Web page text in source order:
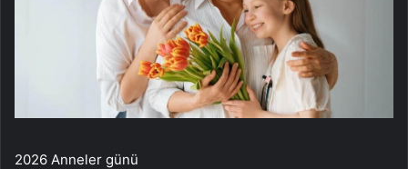
2026 Anneler günü